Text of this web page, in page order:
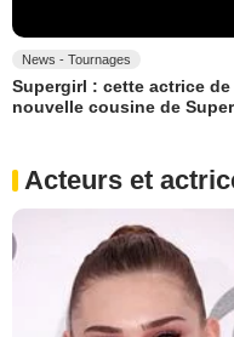
News - Tournages
Supergirl : cette actrice
nouvelle cousine de
Acteurs et